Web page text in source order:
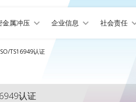
金属冲压 企业信息 社会责任
认证
TS16949认证